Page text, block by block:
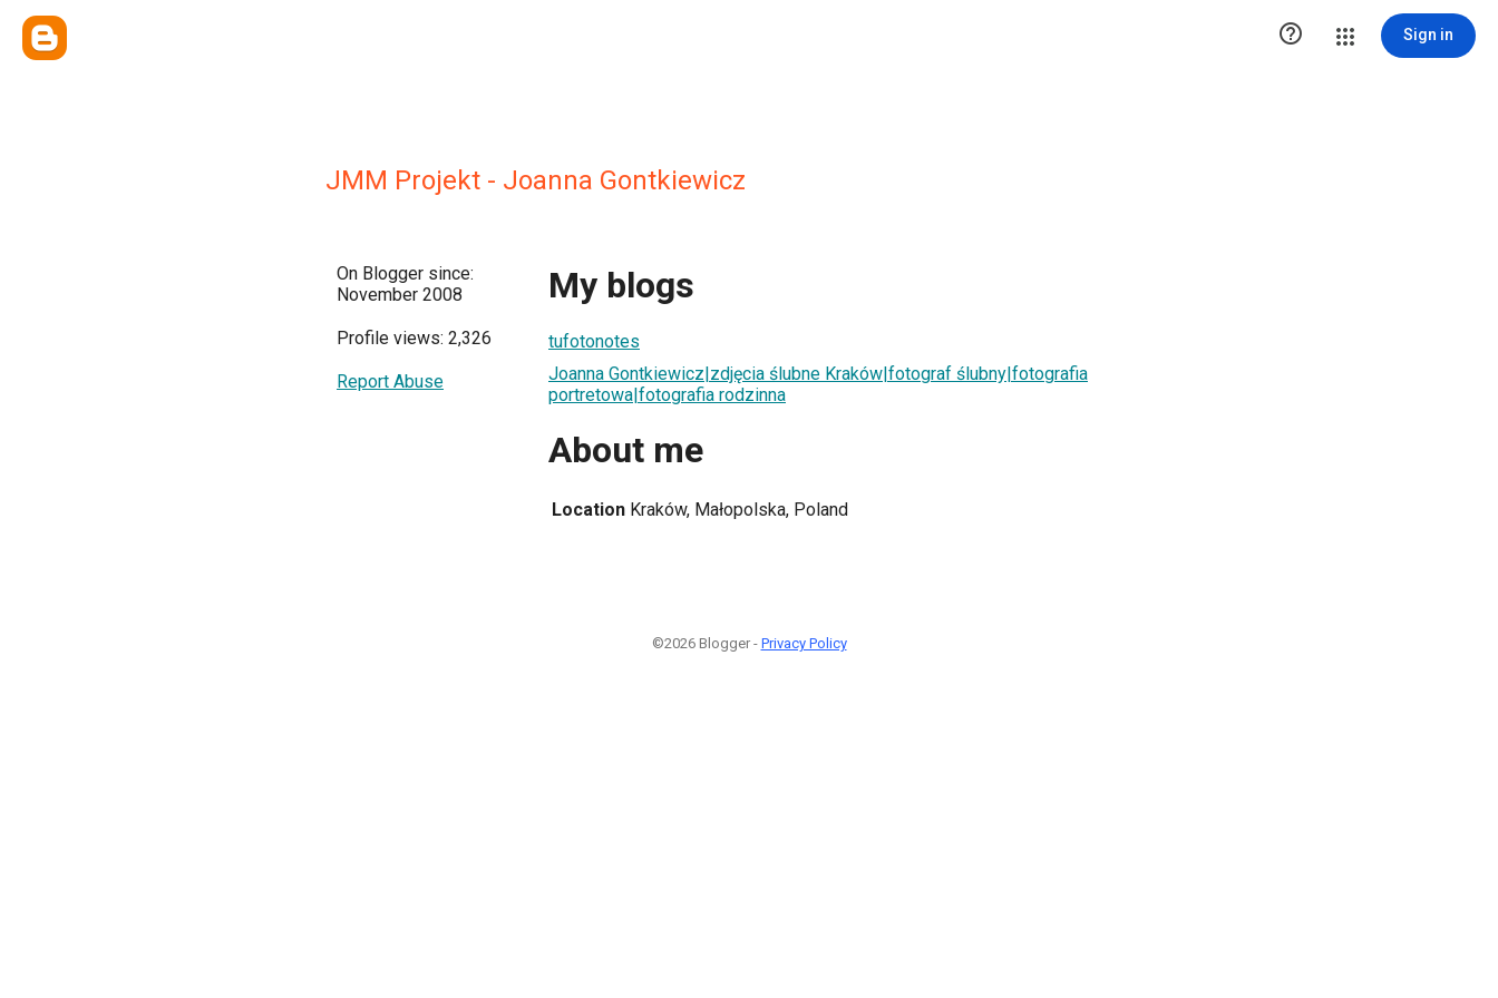
 Sign in
JMM Projekt - Joanna Gontkiewicz
On Blogger since:
November 2008
Profile views: 2,326
Report Abuse
My blogs
tufotonotes
Joanna Gontkiewicz|zdjęcia ślubne Kraków|fotograf ślubny|fotografia
portretowa|fotografia rodzinna
About me
Location Kraków, Małopolska, Poland
©2026 Blogger - Privacy Policy